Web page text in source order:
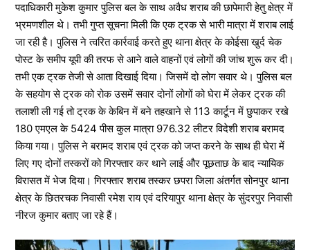
पदाधिकारी मुकेश कुमार पुलिस बल के साथ अवैध शराब की छापेमारी हेतु क्षेत्र में
भ्रमणशील थे। तभी गुप्त सूचना मिली कि एक ट्रक से भारी मात्रा में शराब लाई
जा रही है। पुलिस ने त्वरित कार्रवाई करते हुए थाना क्षेत्र के कोईसा खुर्द चेक
पोस्ट के समीप यूपी की तरफ से आने वाले वाहनों एवं लोगों की जांच शुरू कर दी।
तभी एक ट्रक तेजी से आता दिखाई दिया। जिसमें दो लोग सवार थे। पुलिस बल
के सहयोग से ट्रक को रोक उसमें सवार दोनों लोगों को घेरा में लेकर ट्रक की
तलाशी ली गई तो ट्रक के केबिन में बने तहखाने से 113 कार्टून में छुपाकर रखे
180 एमएल के 5424 पीस कुल मात्रा 976.32 लीटर विदेशी शराब बरामद
किया गया। पुलिस ने बरामद शराब एवं ट्रक को जप्त करने के साथ ही घेरा में
लिए गए दोनों तस्करों को गिरफ्तार कर थाने लाई और पूछताछ के बाद न्यायिक
विरासत में भेज दिया। गिरफ्तार शराब तस्कर छपरा जिला अंतर्गत सोनपुर थाना
क्षेत्र के छितरचक निवासी रमेश राय एवं दरियापुर थाना क्षेत्र के सुंदरपुर निवासी
नीरज कुमार बताए जा रहे हैं।